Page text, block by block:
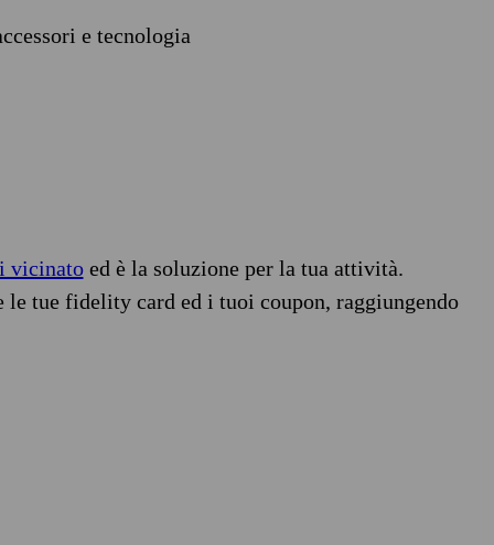
e tecnologia
vicinatoed è la soluzione per la tua attività.
tue fidelity card ed i tuoi coupon, raggiungendo